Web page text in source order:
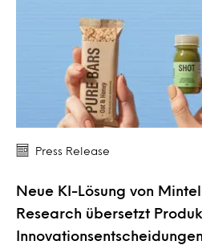
Press Release
Neue KI-Lösung von
Research übersetzt
Innovationsentscheidungen